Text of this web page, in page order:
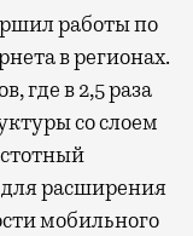
в регионах.
где в 2,5 раза
со слоем
для расширения
мобильного